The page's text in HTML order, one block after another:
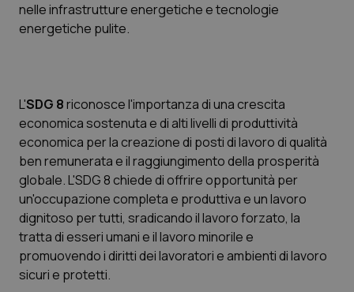
Quotidiano Oncologia
Rene & patologie urogenitali
Salute orale & impianti
Sangue & coagulazione
Tiroide
Tumore al seno
nelle infrastrutture energetiche e tecnologie
energetiche pulite.
L'SDG 8riconosce l'importanza di una crescita
economica sostenuta e di alti livelli di produttività
economica per la creazione di posti di lavoro di qualità
ben remunerata e il raggiungimento della prosperità
globale. L'SDG 8 chiede di offrire opportunità per
un'occupazione completa e produttiva e un lavoro
dignitoso per tutti, sradicando il lavoro forzato, la
tratta di esseri umani e il lavoro minorile e
promuovendo i diritti dei lavoratori e ambienti di lavoro
sicuri e protetti.